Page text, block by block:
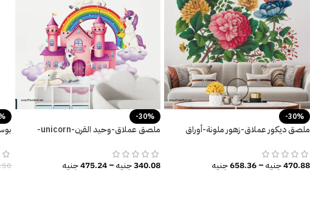
-30%
ملصق ديكور عملاق-زهور ملونة-أوراق
470.88جنيه–
658.36جنيه
-30%
ملصق عملاق-وحيد القرن-unicorn-
340.08جنيه –
475.24جنيه